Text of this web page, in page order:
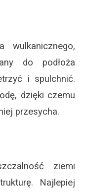
wulkanicznego,
do podłoża
i spulchnić.
dzięki czemu
przesycha.
ziemi
Najlepiej